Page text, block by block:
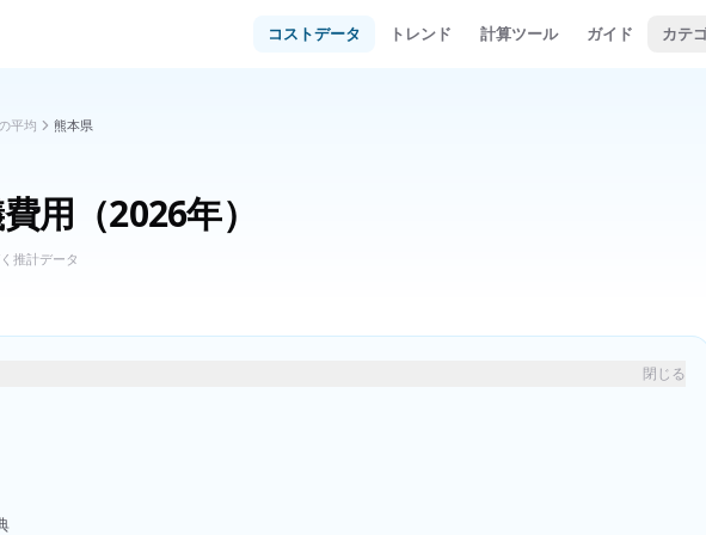
コストデータ トレンド 計算ツール ガイド カテ
平均 熊本県
用 （2026年）
推計データ
閉じる